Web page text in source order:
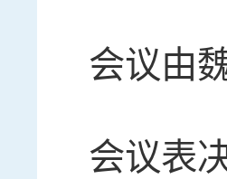
会议由
会议表